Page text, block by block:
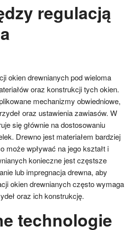
regulacją
okien drewnianych pod wieloma
oraz konstrukcji tych okien.
mechanizmy obwiedniowe,
oraz ustawienia zawiasów. W
się głównie na dostosowaniu
Drewno jest materiałem bardziej
może wpływać na jego kształt i
konieczne jest częstsze
lub impregnacja drewna, aby
okien drewnianych często wymaga
oraz ich konstrukcję.
technologie